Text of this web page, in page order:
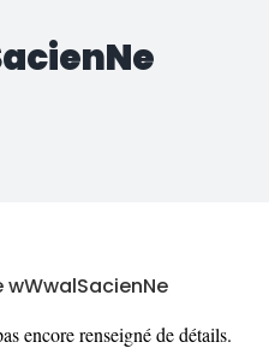
wWwalSacienNe
encore renseigné de détails.